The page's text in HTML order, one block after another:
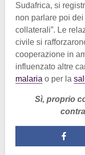
Sudafrica, si
non parlare poi
collaterali”. Le
civile si
cooperazione in
influenzato altre
malaria o per la
Sì, proprio